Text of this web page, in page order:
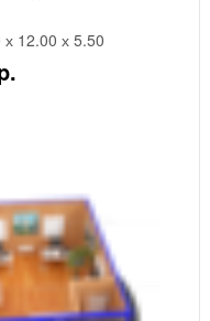
х 12.00 х 5.50